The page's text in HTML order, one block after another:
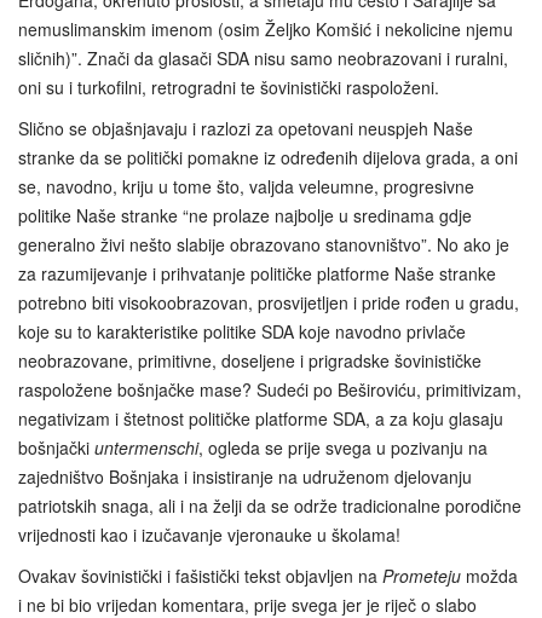
nemuslimanskim imenom (osim Željko Komšić i nekolicine njemu
sličnih)”. Znači da glasači SDA nisu samo neobrazovani i ruralni,
oni su i turkofilni, retrogradni te šovinistički raspoloženi.
Slično se objašnjavaju i razlozi za opetovani neuspjeh Naše
stranke da se politički pomakne iz određenih dijelova grada, a oni
se, navodno, kriju u tome što, valjda veleumne, progresivne
politike Naše stranke “ne prolaze najbolje u sredinama gdje
generalno živi nešto slabije obrazovano stanovništvo”. No ako je
za razumijevanje i prihvatanje političke platforme Naše stranke
potrebno biti visokoobrazovan, prosvijetljen i pride rođen u gradu,
koje su to karakteristike politike SDA koje navodno privlače
neobrazovane, primitivne, doseljene i prigradske šovinističke
raspoložene bošnjačke mase? Sudeći po Beširoviću, primitivizam,
negativizam i štetnost političke platforme SDA, a za koju glasaju
bošnjački untermenschi, ogleda se prije svega u pozivanju na
zajedništvo Bošnjaka i insistiranje na udruženom djelovanju
patriotskih snaga, ali i na želji da se održe tradicionalne porodične
vrijednosti kao i izučavanje vjeronauke u školama!
Ovakav šovinistički i fašistički tekst objavljen na Prometeju možda
i ne bi bio vrijedan komentara, prije svega jer je riječ o slabo